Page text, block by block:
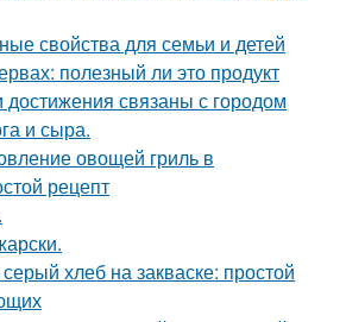
свойства для семьи и детей
полезный ли это продукт
достижения связаны с городом
и сыра.
овощей гриль в
рецепт
хлеб на закваске: простой